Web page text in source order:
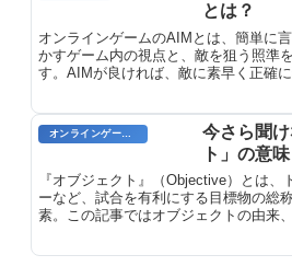
とは？
オンラインゲームのAIMとは、簡単に
かすゲーム内の視点と、敵を狙う照準
す。AIMが良ければ、敵に素早く正確
応速度や正確性などの要因によって影
今さら聞
ト」の意
『オブジェクト』（Objective）とは、
ーなど、試合を有利にする目標物の総
素。この記事ではオブジェクトの由来